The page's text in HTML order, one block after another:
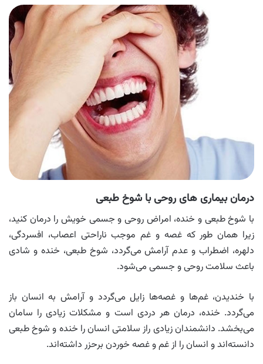
درمان بیماری های روحی با شوخ طبعی
با شوخ طبعی و خنده، امراض روحی و جسمی خویش را درمان کنید،
زیرا همان طور که غصه و غم موجب ناراحتی اعصاب، افسردگی،
دلهره، اضطراب و عدم آرامش می‌گردد، شوخ طبعی، خنده و شادی
باعث سلامت روحی و جسمی می‌شود.
با خندیدن، غم‌ها و غصه‌ها زایل می‌گردد و آرامش به انسان باز
می‌گردد. خنده، درمان هر دردی است و مشکلات زیادی را سامان
می‌بخشد. دانشمندان زیادی راز سلامتی انسان را خنده و شوخ طبعی
دانسته‌اند و انسان را از غم و غصه خوردن برحزر داشته‌اند.